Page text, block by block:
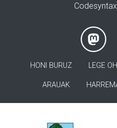
HONI BURUZ LEGE
ARAUAK